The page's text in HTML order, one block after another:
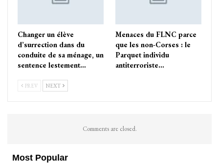
Changer un élève
d’surrection dans du
conduite de sa ménage, un
sentence lestement…
Menaces du FLNC parce
que les non-Corses : le
Parquet individu
antiterroriste…
PREV NEXT
Comments are closed.
Most Popular